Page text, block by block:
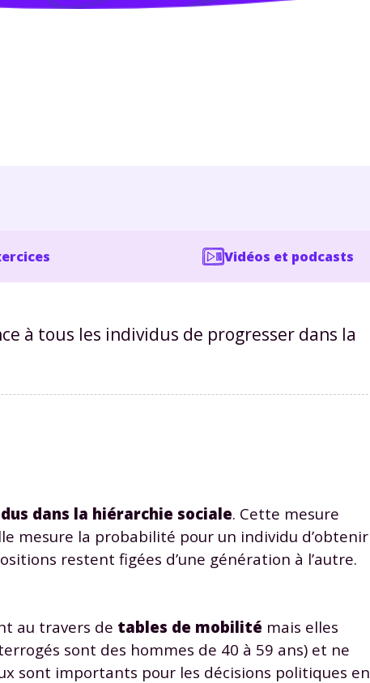
Vidéos et podcasts
à tous les individus de progresser dans la
dans la hiérarchie sociale. Cette mesure
mesure la probabilité pour un individu d’obtenir
restent figées d’une génération à l’autre.
au travers de tables de mobilité mais elles
sont des hommes de 40 à 59 ans) et ne
sont importants pour les décisions politiques en